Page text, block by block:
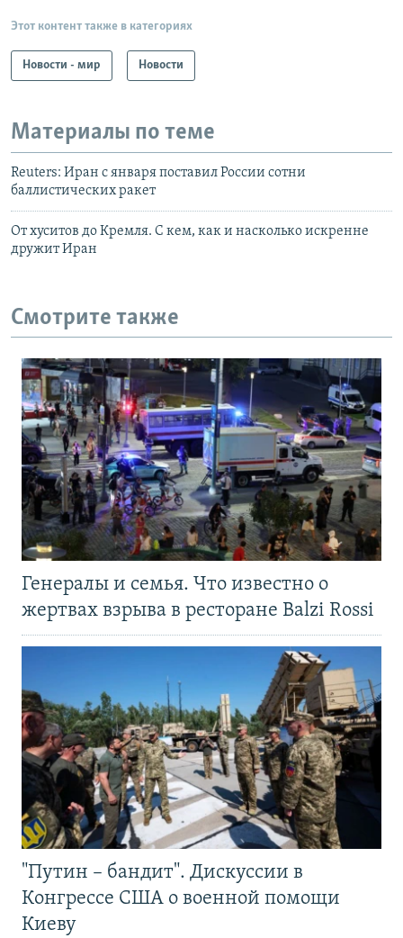
Этот контент также в категориях
Новости - мир Новости
Материалы по теме
Reuters: Иран с января поставил России сотни
баллистических ракет
От хуситов до Кремля. С кем, как и насколько искренне
дружит Иран
Смотрите также
Генералы и семья. Что известно о
жертвах взрыва в ресторане Balzi Rossi
"Путин – бандит". Дискуссии в
Конгрессе США о военной помощи
Киеву